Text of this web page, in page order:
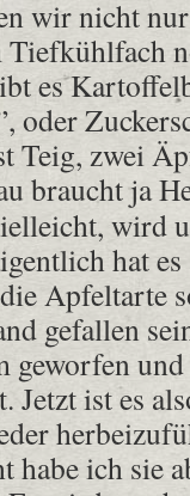
wir nicht nur
Tiefkühlfach
es
oder
Teig, zwei
braucht ja
wird
hat
Apfeltarte
gefallen
und
Jetzt ist es
habe ich sie